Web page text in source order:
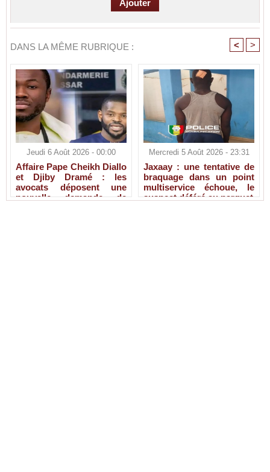
DANS LA MÊME RUBRIQUE : < >
Jeudi 6 Août 2026 - 00:00
Affaire Pape Cheikh Diallo
et Djiby Dramé : les
avocats déposent une
nouvelle demande de
Mercredi 5 Août 2026 - 23:31
Jaxaay : une tentative de
braquage dans un point
multiservice échoue, le
suspect déféré au parquet